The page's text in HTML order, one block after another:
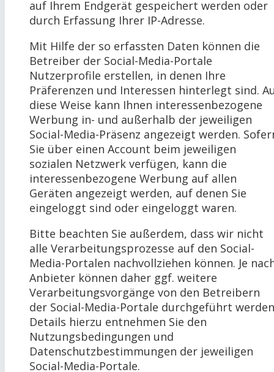
auf Ihrem Endgerät gespeichert werden oder
durch Erfassung Ihrer IP-Adresse.
Mit Hilfe der so erfassten Daten können die
Betreiber der Social-Media-Portale
Nutzerprofile erstellen, in denen Ihre
Präferenzen und Interessen hinterlegt sind.
diese Weise kann Ihnen interessenbezogene
Werbung in- und außerhalb der jeweiligen
Social-Media-Präsenz angezeigt werden.
Sie über einen Account beim jeweiligen
sozialen Netzwerk verfügen, kann die
interessenbezogene Werbung auf allen
Geräten angezeigt werden, auf denen Sie
eingeloggt sind oder eingeloggt waren.
Bitte beachten Sie außerdem, dass wir nicht
alle Verarbeitungsprozesse auf den Social-
Media-Portalen nachvollziehen können. Je
Anbieter können daher ggf. weitere
Verarbeitungsvorgänge von den Betreibern
der Social-Media-Portale durchgeführt
Details hierzu entnehmen Sie den
Nutzungsbedingungen und
Datenschutzbestimmungen der jeweiligen
Social-Media-Portale.